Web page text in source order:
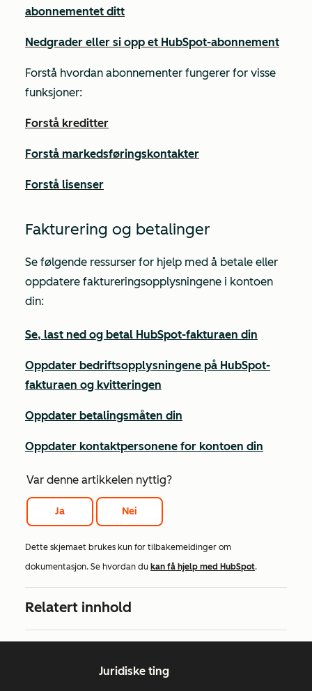
abonnementet ditt
Nedgrader eller si opp et HubSpot-abonnement
Forstå hvordan abonnementer fungerer for visse
funksjoner:
Forstå kreditter
Forstå markedsføringskontakter
Forstå lisenser
Fakturering og betalinger
Se følgende ressurser for hjelp med å betale eller
oppdatere faktureringsopplysningene i kontoen
din:
Se, last ned og betal HubSpot-fakturaen din
Oppdater bedriftsopplysningene på HubSpot-
fakturaen og kvitteringen
Oppdater betalingsmåten din
Oppdater kontaktpersonene for kontoen din
Var denne artikkelen nyttig?
Ja Nei
Dette skjemaet brukes kun for tilbakemeldinger om
dokumentasjon. Se hvordan du kan få hjelp med HubSpot.
Relatert innhold
Juridiske ting